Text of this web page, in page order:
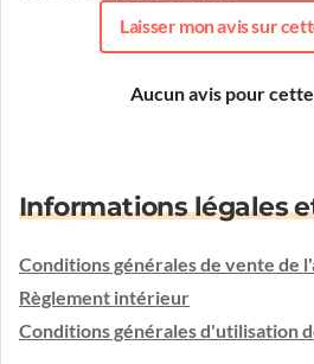
Laisser mon avis sur
Aucun avis pour
Informations légales
Conditions générales de vente de
Règlement intérieur
Conditions générales d'utilisation